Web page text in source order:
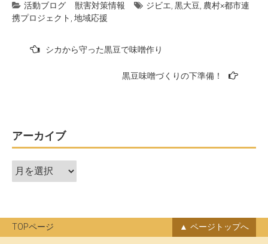
活動ブログ 獣害対策情報 ジビエ 黒大豆 農村×都市連
携プロジェクト 地域応援
ー
シ
ョ
シカから守った黒豆で味噌作り
黒豆味噌づくりの下準備！
アーカイブ
ア
ー
ブ
TOPページ ページトップへ